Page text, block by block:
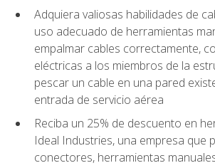
Adquiera valiosas habilidades de
uso adecuado de herramientas
empalmar cables correctamente,
eléctricas a los miembros de la
pescar un cable en una pared
entrada de servicio aérea
Reciba un 25% de descuento en
Ideal Industries, una empresa que
conectores, herramientas